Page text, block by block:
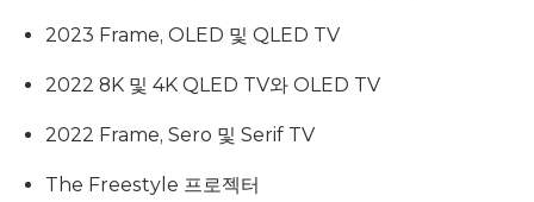
2023 Frame, OLED 및 QLED TV
2022 8K 및 4K QLED TV와 OLED TV
2022 Frame, Sero 및 Serif TV
The Freestyle 프로젝터